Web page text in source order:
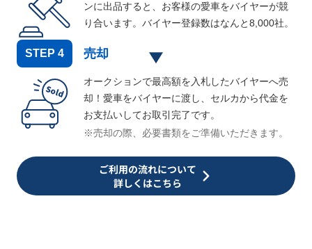
ンに出品すると、お客様の愛車をバイヤーが競
り合います。バイヤー登録数はなんと8,000社。
STEP 4 売却
オークションで最高額を入札したバイヤーへ売
却！愛車をバイヤーに渡し、セルカから代金を
お支払いしてお取引完了です。
※売却の際、必要書類をご準備いただきます。
ご利用の流れについて
詳しくはこちら